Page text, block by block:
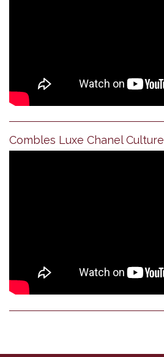
Combles Luxe Chanel Culture